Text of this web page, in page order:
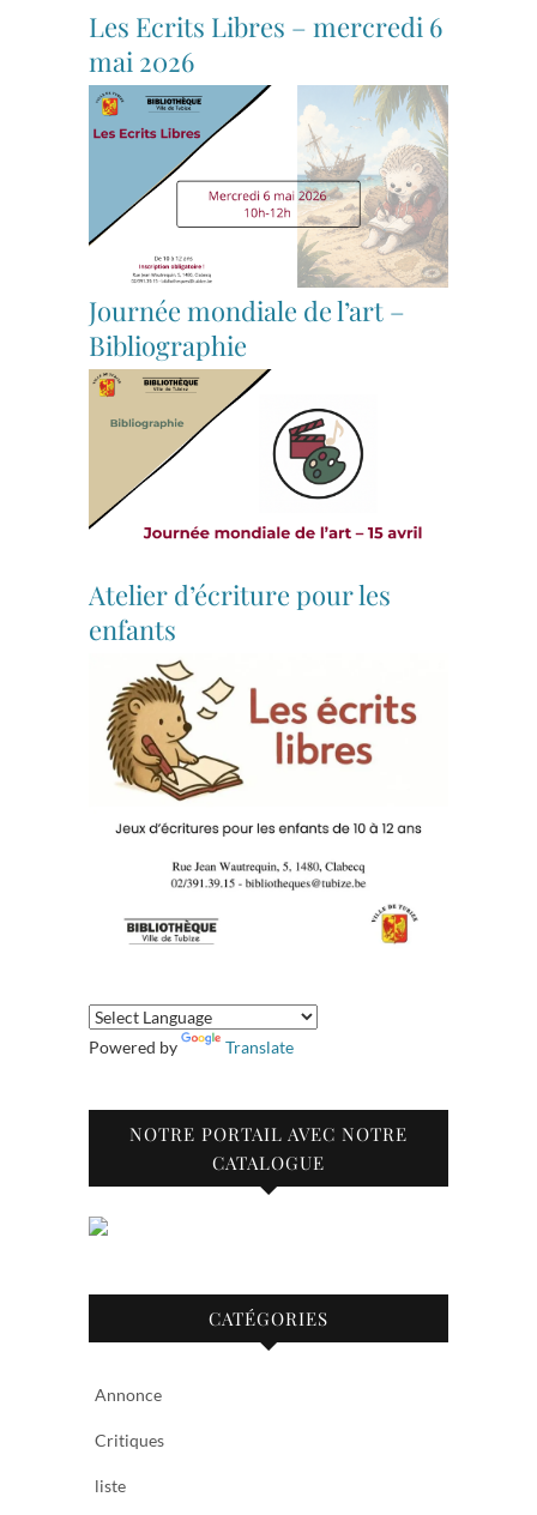
Les Ecrits Libres – mercredi 6
mai 2026
Journée mondiale de l’art –
Bibliographie
Atelier d’écriture pour les
enfants
Powered by Translate
NOTRE PORTAIL AVEC NOTRE
CATALOGUE
CATÉGORIES
Annonce
Critiques
liste